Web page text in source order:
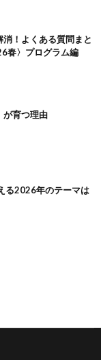
！よくある質問まと
春〉プログラム編
が育つ理由
る2026年のテーマは